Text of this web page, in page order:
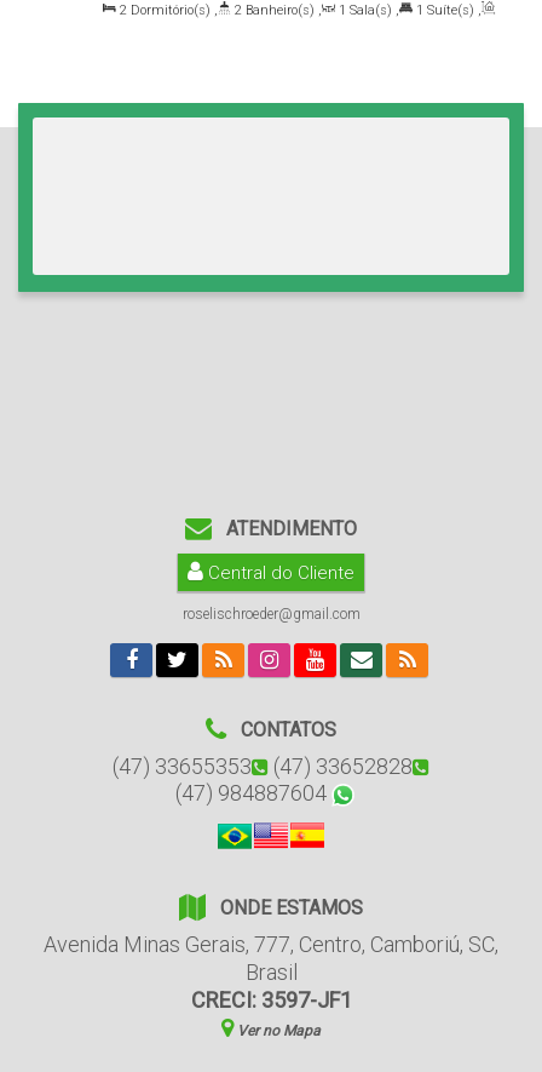
Brasil
2 Dormitório(s) , 2 Banheiro(s) , 1 Sala(s) , 1 Suíte(s) ,
ATENDIMENTO
Central do Cliente
roselischroeder@gmail.com
CONTATOS
(47) 33655353
(47) 33652828
(47) 984887604
ONDE ESTAMOS
Avenida Minas Gerais, 777, Centro, Camboriú, SC,
Brasil
CRECI: 3597-JF1
Ver no Mapa